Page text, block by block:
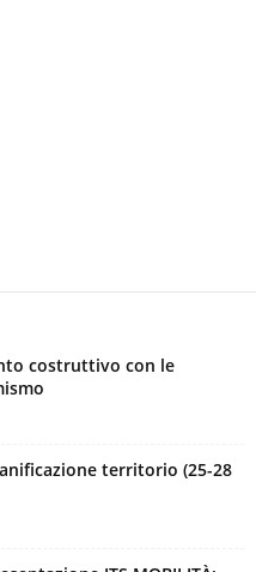
costruttivo con le
territorio (25-28